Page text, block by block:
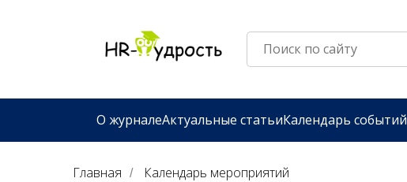
О журналеАктуальные статьиКалендарь событий
Главная / Календарь мероприятий